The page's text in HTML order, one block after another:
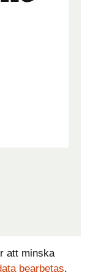
att minska
bearbetas.